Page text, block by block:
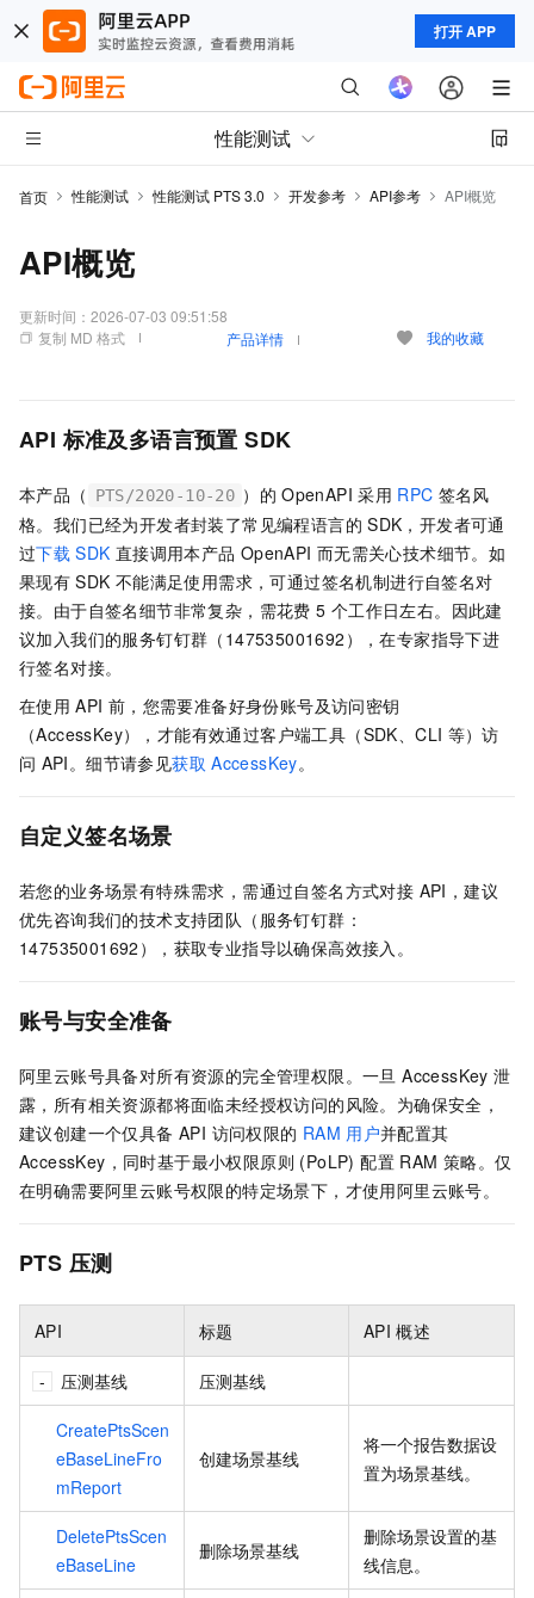
打开 APP
性能测试
首页 性能测试 性能测试 PTS 3.0 开发参考 API参考 API概览
API概览
更新时间： 2026-07-03 09:51:58
复制 MD 格式
产品详情 我的收藏
API 标准及多语言预置 SDK
本产品（ PTS/2020-10-20 ）的 OpenAPI 采用 RPC 签名风
格。我们已经为开发者封装了常见编程语言的 SDK，开发者可通
过下载 SDK 直接调用本产品 OpenAPI 而无需关心技术细节。如
果现有 SDK 不能满足使用需求，可通过签名机制进行自签名对
接。由于自签名细节非常复杂，需花费 5 个工作日左右。因此建
议加入我们的服务钉钉群（147535001692），在专家指导下进
行签名对接。
在使用 API 前，您需要准备好身份账号及访问密钥
（AccessKey），才能有效通过客户端工具（SDK、CLI 等）访
问 API。细节请参见获取 AccessKey。
自定义签名场景
若您的业务场景有特殊需求，需通过自签名方式对接 API，建议
优先咨询我们的技术支持团队（服务钉钉群：
147535001692），获取专业指导以确保高效接入。
账号与安全准备
阿里云账号具备对所有资源的完全管理权限。一旦 AccessKey 泄
露，所有相关资源都将面临未经授权访问的风险。为确保安全，
建议创建一个仅具备 API 访问权限的 RAM 用户并配置其
AccessKey，同时基于最小权限原则 (PoLP) 配置 RAM 策略。仅
在明确需要阿里云账号权限的特定场景下，才使用阿里云账号。
PTS 压测
API 标题 API 概述
压测基线 压测基线
CreatePtsScen
eBaseLineFro
mReport
创建场景基线
将一个报告数据设
置为场景基线。
DeletePtsScen
eBaseLine
删除场景基线
删除场景设置的基
线信息。